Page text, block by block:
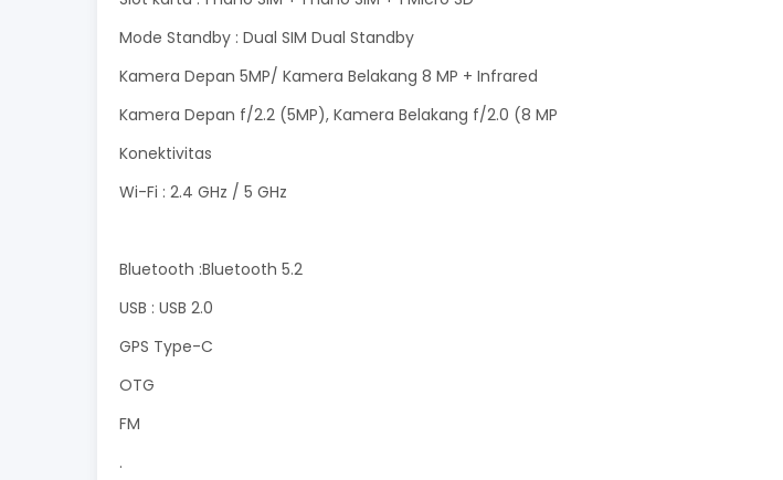
Mode Standby : Dual SIM Dual Standby
Kamera Depan 5MP/ Kamera Belakang 8 MP + Infrared
Kamera Depan f/2.2 (5MP), Kamera Belakang f/2.0 (8 MP
Konektivitas
Wi-Fi : 2.4 GHz / 5 GHz
Bluetooth :Bluetooth 5.2
USB : USB 2.0
GPS Type-C
OTG
FM
.